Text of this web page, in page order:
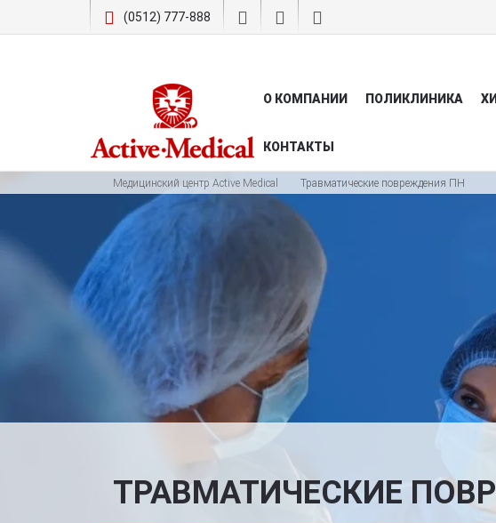
(0512) 777-888
О КОМПАНИИ ПОЛИКЛИНИКА
КОНТАКТЫ
ТРАВМАТИЧЕСКИЕ
Медицинский центр Active Medical Травматические повреждения ПН